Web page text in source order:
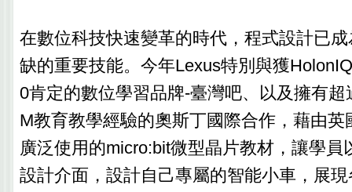
在數位科技快速變革的時代，程式設計已
缺的重要技能。今年Lexus特別與獲
0肯定的數位學習品牌-臺灣吧、以及擁有
M教育教學經驗的奧斯丁國際合作，藉由
廣泛使用的micro:bit微型晶片教材，讓學員
設計介面，設計自己專屬的智能小車，展